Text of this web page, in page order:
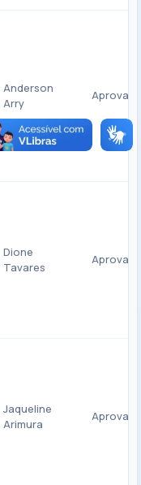
Anderson
Arry
Dione
Tavares
Jaqueline
Arimura